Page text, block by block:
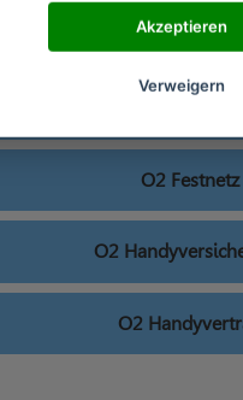
O2 DSL
O2 DSL &
O2
O2
O2
Akzeptieren
Verweigern